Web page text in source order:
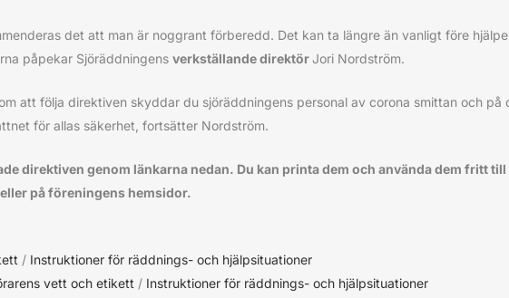
det att man är noggrant förberedd. Det kan ta längre än vanligt före
påpekar Sjöräddningens verkställande direktörJori Nordström.
att följa direktiven skyddar du sjöräddningens personal av corona smittan och på
för allas säkerhet, fortsätter Nordström.
direktiven genom länkarna nedan. Du kan printa dem och använda dem fritt till
på föreningens hemsidor.
/ Instruktioner för räddnings- och hjälpsituationer
vett och etikett / Instruktioner för räddnings- och hjälpsituationer